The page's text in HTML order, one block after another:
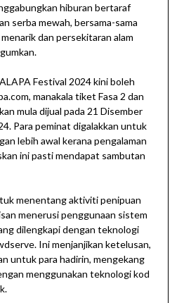
hiburan bertaraf
serba mewah, bersama-sama
dan persekitaran alam
Festival 2024 kini boleh
manakala tiket Fasa 2 dan
mula dijual pada 21 Disember
Para peminat digalakkan untuk
lebih awal kerana pengalaman
ini pasti mendapat sambutan
menentang aktiviti penipuan
menerusi penggunaan sistem
dilengkapi dengan teknologi
Ini menjanjikan ketelusan,
untuk para hadirin, mengekang
menggunakan teknologi kod